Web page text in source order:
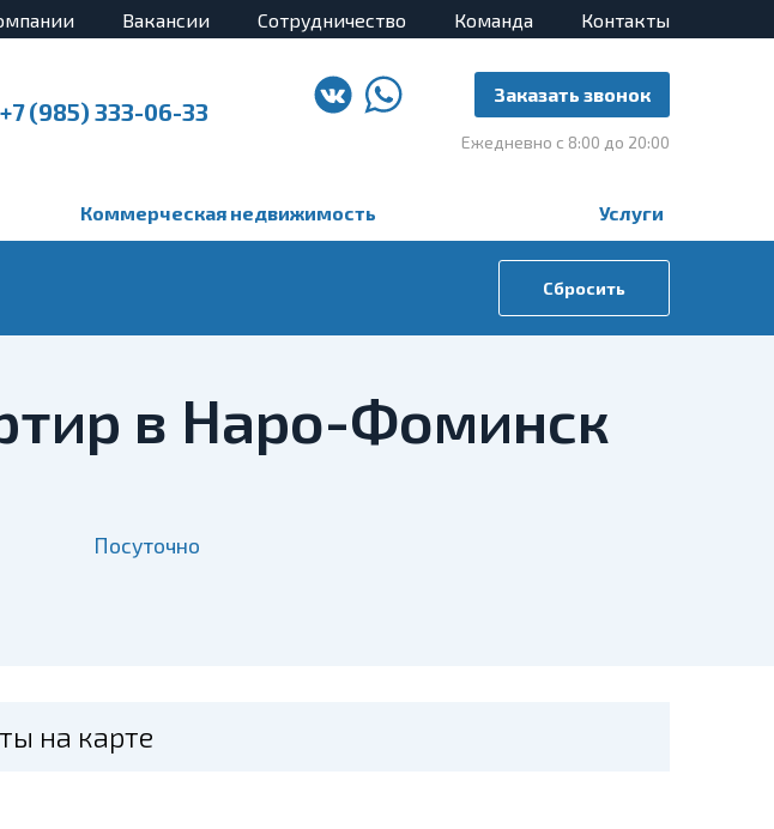
Вакансии Сотрудничество Команда Контакты
+7 (985) 333-06-33
Заказать звонок
Ежедневно с 8:00 до 20:00
Коммерческая недвижимость Услуги
Сбросить
в Наро-Фоминск
Посуточно
на карте